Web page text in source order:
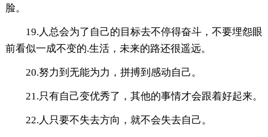
脸。
19.人总会为了自己的目标去不停得奋斗，不要埋怨眼
前看似一成不变的.生活，未来的路还很遥远。
20.努力到无能为力，拼搏到感动自己。
21.只有自己变优秀了，其他的事情才会跟着好起来。
22.人只要不失去方向，就不会失去自己。